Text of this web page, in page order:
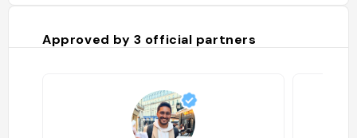
Approved by 3 official partners